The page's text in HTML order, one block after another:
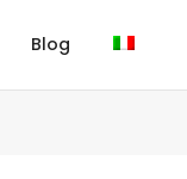
Blog